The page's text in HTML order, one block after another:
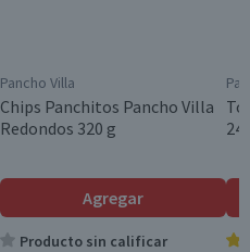
Pancho Villa
Chips Panchitos Pancho Villa
Redondos 320 g
Agregar
Producto sin calificar
24